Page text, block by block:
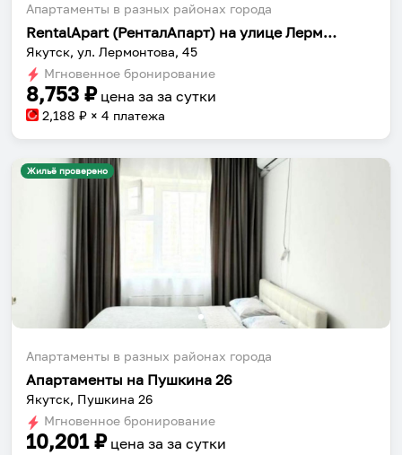
Апартаменты в разных районах города
RentalApart (РенталАпарт) на улице Лермонтова
Якутск, ул. Лермонтова, 45
Мгновенное бронирование
8,753 ₽ цена за за сутки
2,188 ₽ × 4 платежа
Жильё проверено
Апартаменты в разных районах города
Апартаменты на Пушкина 26
Якутск, Пушкина 26
Мгновенное бронирование
10,201₽ цена за за сутки